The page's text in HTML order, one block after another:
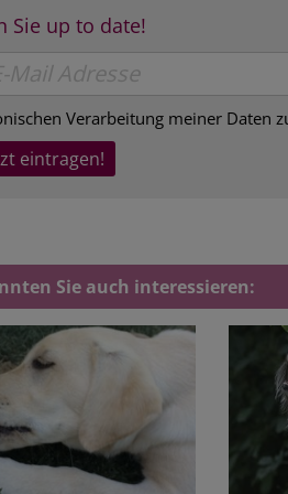
Sie up to date!
Verarbeitung meiner Daten
Sie auch interessieren: